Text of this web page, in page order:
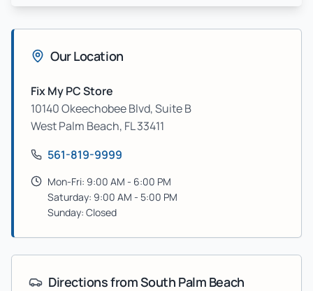
Our Location
Fix My PC Store
10140 Okeechobee Blvd, Suite B
West Palm Beach, FL33411
561-819-9999
Mon-Fri: 9:00 AM - 6:00 PM
Saturday: 9:00 AM - 5:00 PM
Sunday: Closed
Directions fromSouth Palm Beach